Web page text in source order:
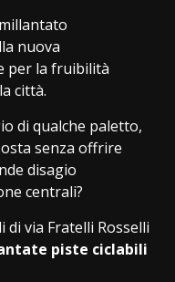
nuova
per la fruibilità
città.
di qualche paletto,
senza offrire
disagio
centrali?
via Fratelli Rosselli
piste ciclabili